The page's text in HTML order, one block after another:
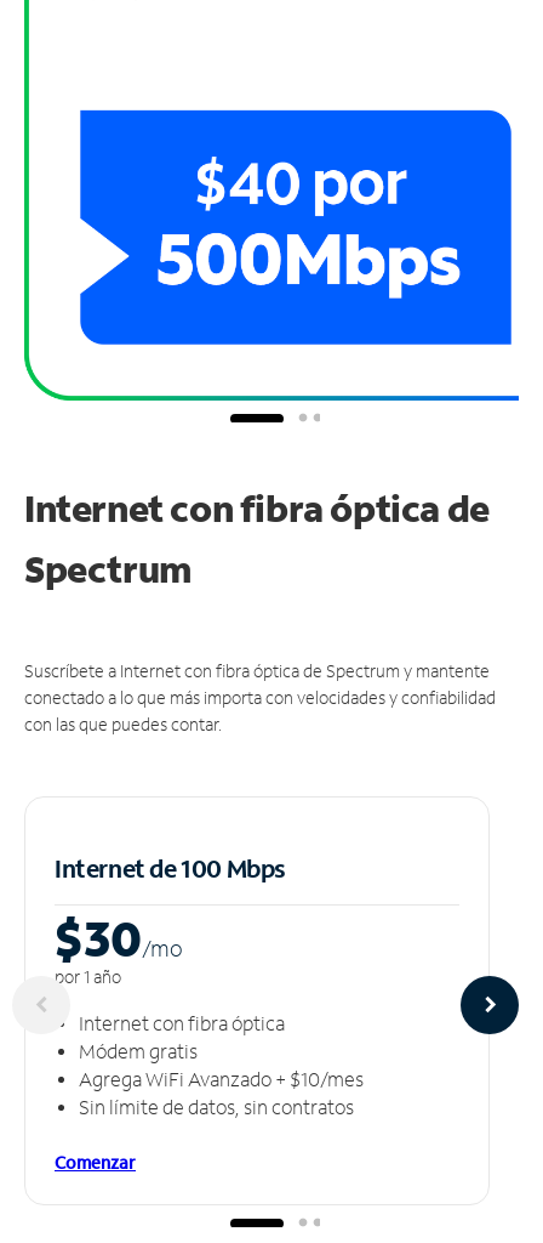
Internet con fibra óptica de
Spectrum
Suscríbete a Internet con fibra óptica de Spectrum y mantente
conectado a lo que más importa con velocidades y confiabilidad
con las que puedes contar.
Internet de 100 Mbps
$30/mo
por 1 año
Internet con fibra óptica
Módem gratis
Agrega WiFi Avanzado + $10/mes
Sin límite de datos, sin contratos
Comenzar